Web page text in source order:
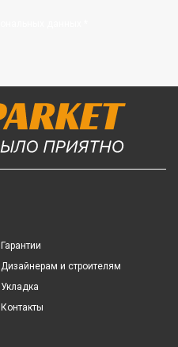
Гарантии
Дизайнерам и строителям
Укладка
Контакты